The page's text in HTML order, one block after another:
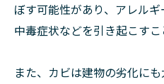
ぼす可能性があり、アレルギ
中毒症状などを引き起こすこ
また、カビは建物の劣化にも